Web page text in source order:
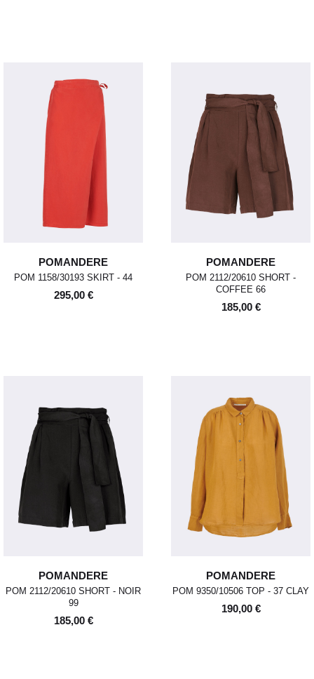
POMANDERE
POM 1158/30193 SKIRT - 44
295,00 €
POMANDERE
POM 2112/20610 SHORT -
COFFEE 66
185,00 €
POMANDERE
POM 2112/20610 SHORT - NOIR
99
185,00 €
POMANDERE
POM 9350/10506 TOP - 37 CLAY
190,00 €